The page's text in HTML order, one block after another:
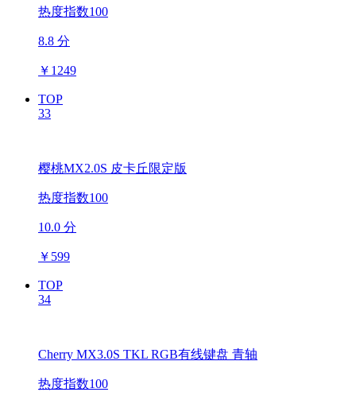
热度指数100
8.8 分
￥ 1249
TOP
33
樱桃MX2.0S 皮卡丘限定版
热度指数100
10.0 分
￥ 599
TOP
34
Cherry MX3.0S TKL RGB有线键盘 青轴
热度指数100